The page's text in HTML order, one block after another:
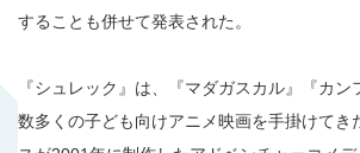
することも併せて発表された。
『シュレック』は、『マダガスカル』『カ
数多くの子ども向けアニメ映画を手掛けてき